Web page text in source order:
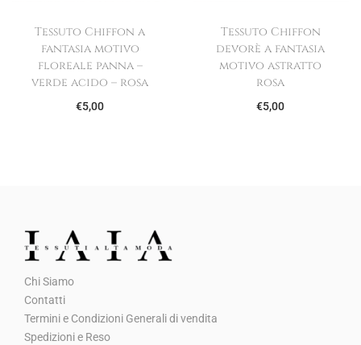
Tessuto Chiffon a
fantasia motivo
floreale panna –
verde acido – rosa
€5,00
Tessuto Chiffon
devorè a fantasia
motivo astratto
rosa
€5,00
Chi Siamo
Contatti
Termini e Condizioni Generali di vendita
Spedizioni e Reso